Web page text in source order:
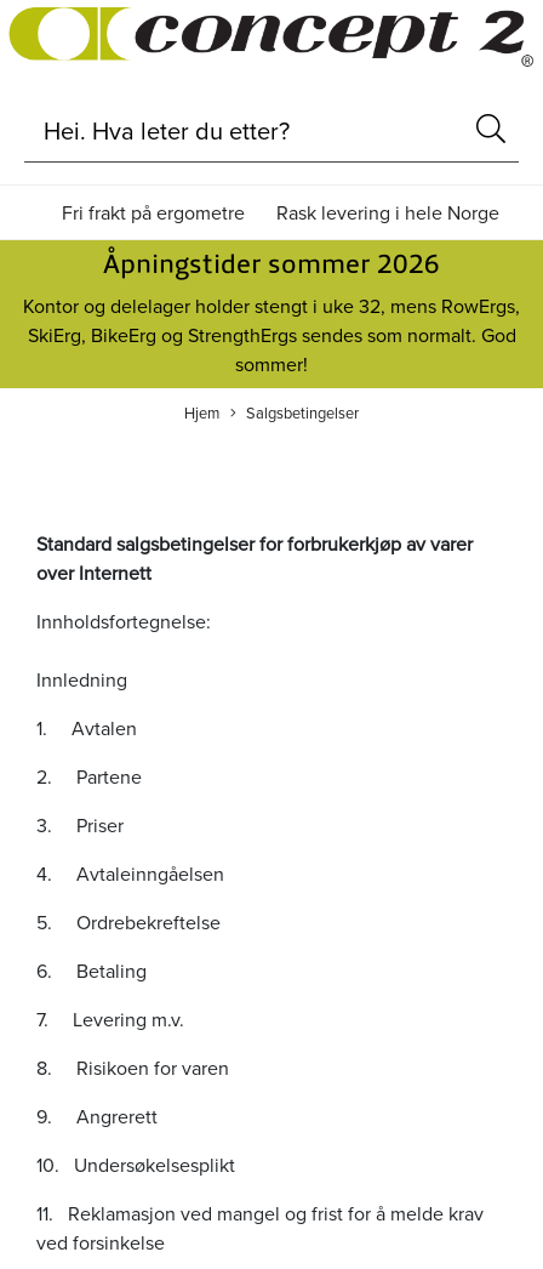
Fri frakt på ergometre Rask levering i hele Norge
Åpningstider sommer 2026
Kontor og delelager holder stengt i uke 32, mens RowErgs,
SkiErg, BikeErg og StrengthErgs sendes som normalt. God
sommer!
Hjem Salgsbetingelser
Standard salgsbetingelser for forbrukerkjøp av varer
overInternett
Innholdsfortegnelse:
Innledning
1. Avtalen
2. Partene
3. Priser
4. Avtaleinngåelsen
5. Ordrebekreftelse
6. Betaling
7. Levering m.v.
8. Risikoen for varen
9. Angrerett
10. Undersøkelsesplikt
11. Reklamasjon ved mangel og frist for å melde krav
ved forsinkelse